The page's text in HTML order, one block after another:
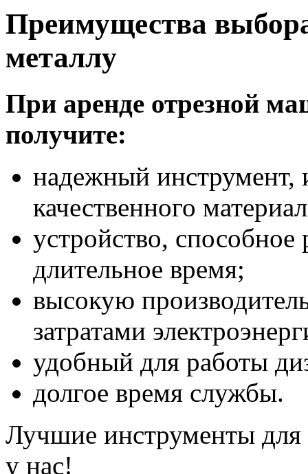
Преимущества
металлу
При аренде отрезной
получите:
надежный инструмент,
качественного
устройство, способное
длительное время;
высокую
затратами
удобный для работы
долгое время службы.
Лучшие инструменты для
у нас!